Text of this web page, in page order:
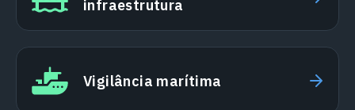
infraestrutura
Vigilância marítima